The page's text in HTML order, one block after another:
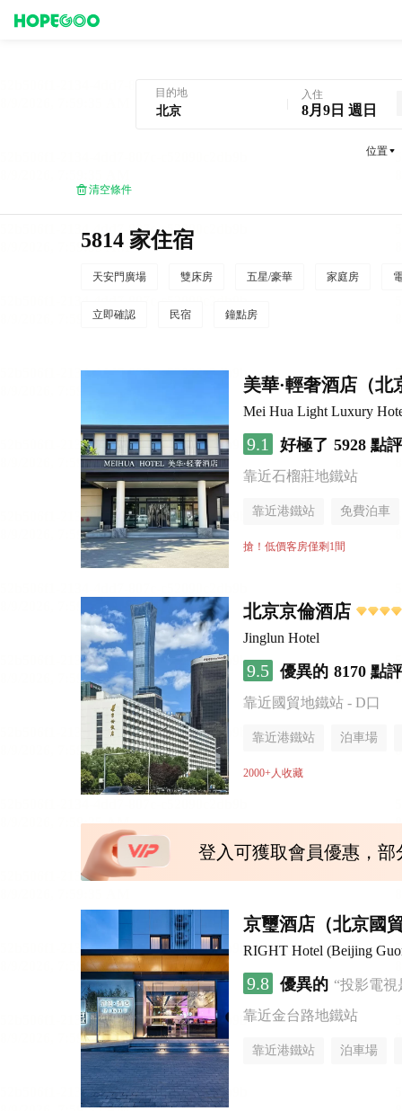
目的地 入住
8月9日 週日
位置
清空條件
5814 家住宿
天安門廣場 雙床房 五星/豪華 家庭房
立即確認 民宿 鐘點房
美華·輕奢酒店（
Mei Hua Light Luxury
9.1 好極了 5928 點評
靠近石榴莊地鐵站
靠近港鐵站 免費泊車
無煙樓層
搶！低價客房僅剩1間
北京京倫酒店
Jinglun Hotel
9.5 優異的 8170 點評
靠近國貿地鐵站 - D口
靠近港鐵站 泊車場
無煙樓層
2000+人收藏
登入可獲取會員優惠，
京璽酒店（北京國
RIGHT Hotel (Beijing
9.8 優異的 “投影電視
靠近金台路地鐵站
靠近港鐵站 泊車場